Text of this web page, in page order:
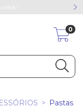
!
0
> Pastas